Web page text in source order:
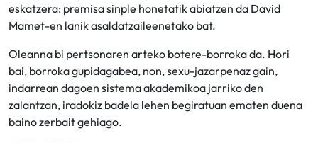
eskatzera: premisa sinple honetatik abiatzen da David
Mamet-en lanik asaldatzaileenetako bat.
Oleanna bi pertsonaren arteko botere-borroka da. Hori
bai, borroka gupidagabea, non, sexu-jazarpenaz gain,
indarrean dagoen sistema akademikoa jarriko den
zalantzan, iradokiz badela lehen begiratuan ematen duena
baino zerbait gehiago.